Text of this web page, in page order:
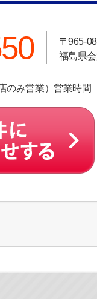
〒965-
福島県
のみ営業）営業時